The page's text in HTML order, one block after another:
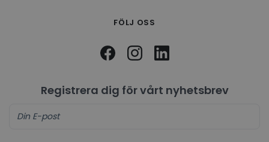
FÖLJ OSS
Registrera dig för vårt nyhetsbrev